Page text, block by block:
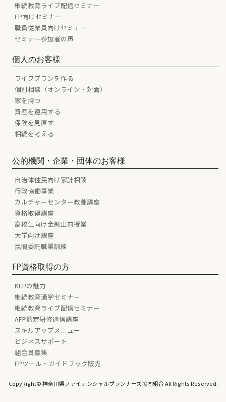
継続教育ライブ配信セミナー
FP向けセミナー
職員従業員向けセミナー
セミナー参加者の声
個人のお客様
ライフプランを作る
個別相談（オンライン・対面）
家を持つ
資産を運用する
保険を見直す
相続を考える
公的機関・企業・団体のお客様
自治体住民向け家計相談
行政協働事業
カルチャーセンター教養講座
資格取得講座
高校生向け金融出前授業
大学向け講座
民間委託職業訓練
FP資格取得の方
KFPの魅力
継続教育通学セミナー
継続教育ライブ配信セミナー
AFP認定研修通信講座
スキルアップメニュー
ビジネスサポート
組合員募集
FPツール・ガイドブック販売
CopyRight© 神奈川県ファイナンシャルプランナーズ協同組合 All Rights Reserved.